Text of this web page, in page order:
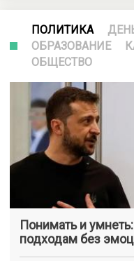
ПОЛИТИКА
ОБРАЗОВАНИЕ
ОБЩЕСТВО
Понимать и
подходам без